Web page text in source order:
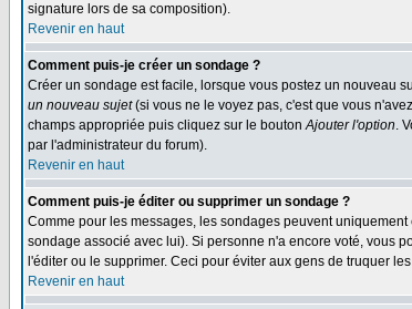
signature lors de sa composition).
Revenir en haut
Comment puis-je créer un sondage ?
Créer un sondage est facile, lorsque vous postez un nouveau
un nouveau sujet(si vous ne le voyez pas, c'est que vous
champs appropriée puis cliquez sur le boutonAjouter l'option.
par l'administrateur du forum).
Revenir en haut
Comment puis-je éditer ou supprimer un sondage ?
Comme pour les messages, les sondages peuvent
sondage associé avec lui). Si personne n'a encore voté, vous
l'éditer ou le supprimer. Ceci pour éviter aux gens de truquer
Revenir en haut